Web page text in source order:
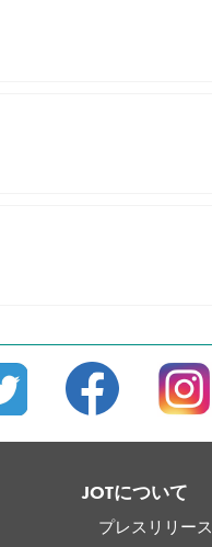
JOTについて
プレスリリース